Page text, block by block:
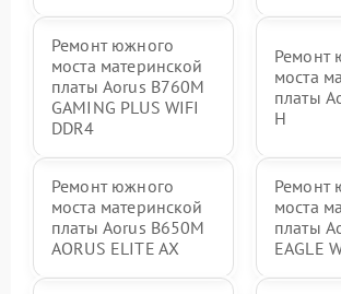
Ремонт южного
моста материнской
платы Aorus B760M
GAMING PLUS WIFI
DDR4
Ремонт
моста
платы
H
Ремонт южного
моста материнской
платы Aorus B650M
AORUS ELITE AX
Ремонт
моста
платы
EAGLE